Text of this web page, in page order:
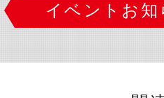
イベントお